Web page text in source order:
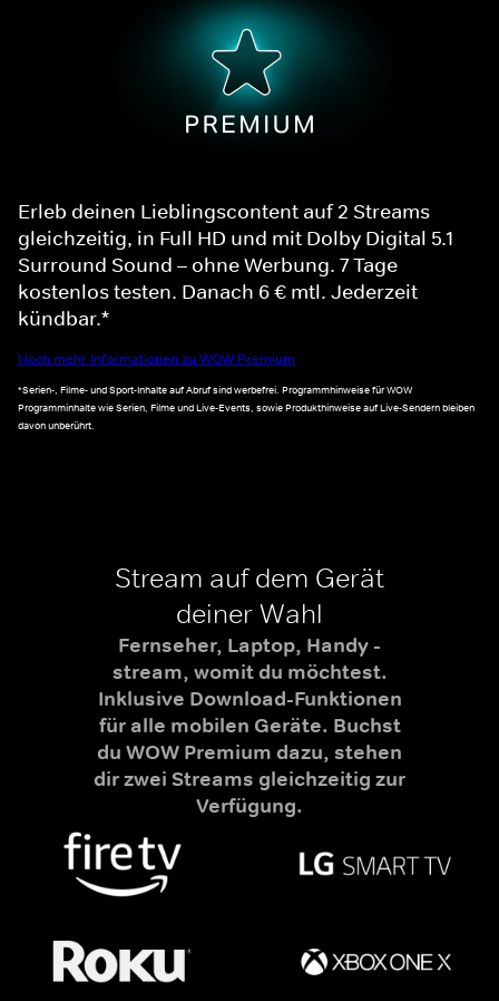
Erleb deinen Lieblingscontent auf 2 Streams
gleichzeitig, in Full HD und mit Dolby Digital 5.1
Surround Sound – ohne Werbung. 7 Tage
kostenlos testen. Danach 6 € mtl. Jederzeit
kündbar.*
Noch mehr Informationen zu WOW Premium
*Serien-, Filme- und Sport-Inhalte auf Abruf sind werbefrei. Programmhinweise für WOW
Programminhalte wie Serien, Filme und Live-Events, sowie Produkthinweise auf Live-Sendern bleiben
davon unberührt.
Stream auf dem Gerät
deiner Wahl
Fernseher, Laptop, Handy -
stream, womit du möchtest.
Inklusive Download-Funktionen
für alle mobilen Geräte. Buchst
du WOW Premium dazu, stehen
dir zwei Streams gleichzeitig zur
Verfügung.